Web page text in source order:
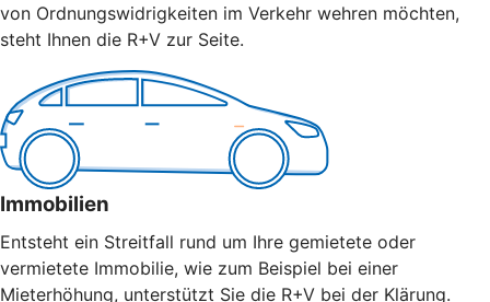
von Ordnungswidrigkeiten im Verkehr wehren möchten,
steht Ihnen die R+V zur Seite.
Immobilien
Entsteht ein Streitfall rund um Ihre gemietete oder
vermietete Immobilie, wie zum Beispiel bei einer
Mieterhöhung, unterstützt Sie die R+V bei der Klärung.